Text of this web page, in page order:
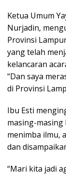
Ketua Umum
Nurjadin,
Provinsi
yang telah
kelancaran
“Dan saya
di Provinsi
Ibu Esti
masing-masing
menimba ilmu,
dan
“Mari kita jadi